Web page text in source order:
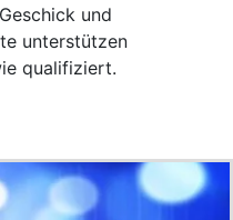
und
unterstützen
qualifiziert.